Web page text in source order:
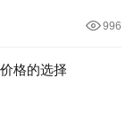
996
格的选择